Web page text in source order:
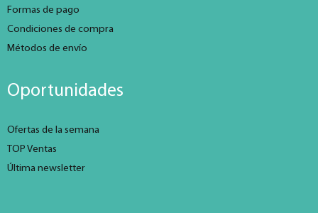
Formas de pago
Condiciones de compra
Métodos de envío
Oportunidades
Ofertas de la semana
TOP Ventas
Última newsletter